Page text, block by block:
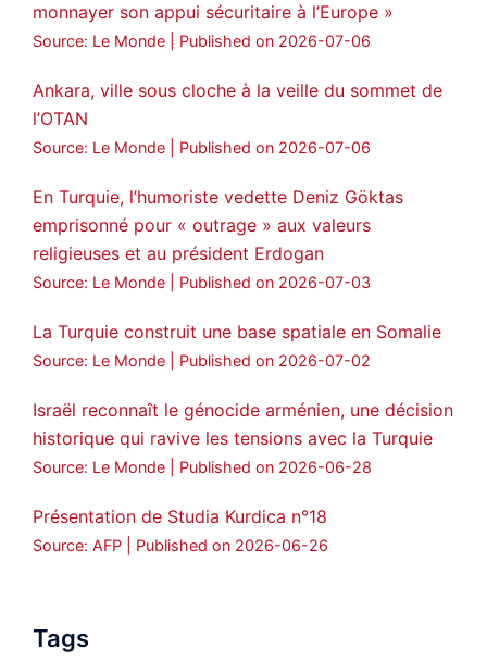
monnayer son appui sécuritaire à l’Europe »
Source: Le Monde Published on 2026-07-06
Ankara, ville sous cloche à la veille du sommet de
l’OTAN
Source: Le Monde Published on 2026-07-06
En Turquie, l’humoriste vedette Deniz Göktas
emprisonné pour « outrage » aux valeurs
religieuses et au président Erdogan
Source: Le Monde Published on 2026-07-03
La Turquie construit une base spatiale en Somalie
Source: Le Monde Published on 2026-07-02
Israël reconnaît le génocide arménien, une décision
historique qui ravive les tensions avec la Turquie
Source: Le Monde Published on 2026-06-28
Présentation de Studia Kurdica n°18
Source: AFP Published on 2026-06-26
Tags